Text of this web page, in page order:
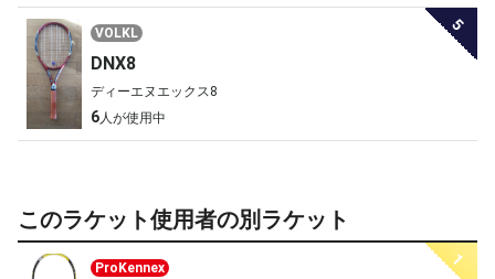
VOLKL
DNX8
ディーエヌエックス8
6 人が使用中
5
このラケット使用者の別ラケット
ProKennex 1